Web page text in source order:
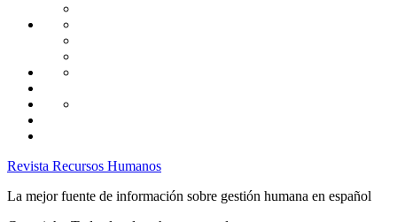
Desarrollo
Gestión
Laborales
Selección
Revista Recursos Humanos
La mejor fuente de información sobre gestión humana en español